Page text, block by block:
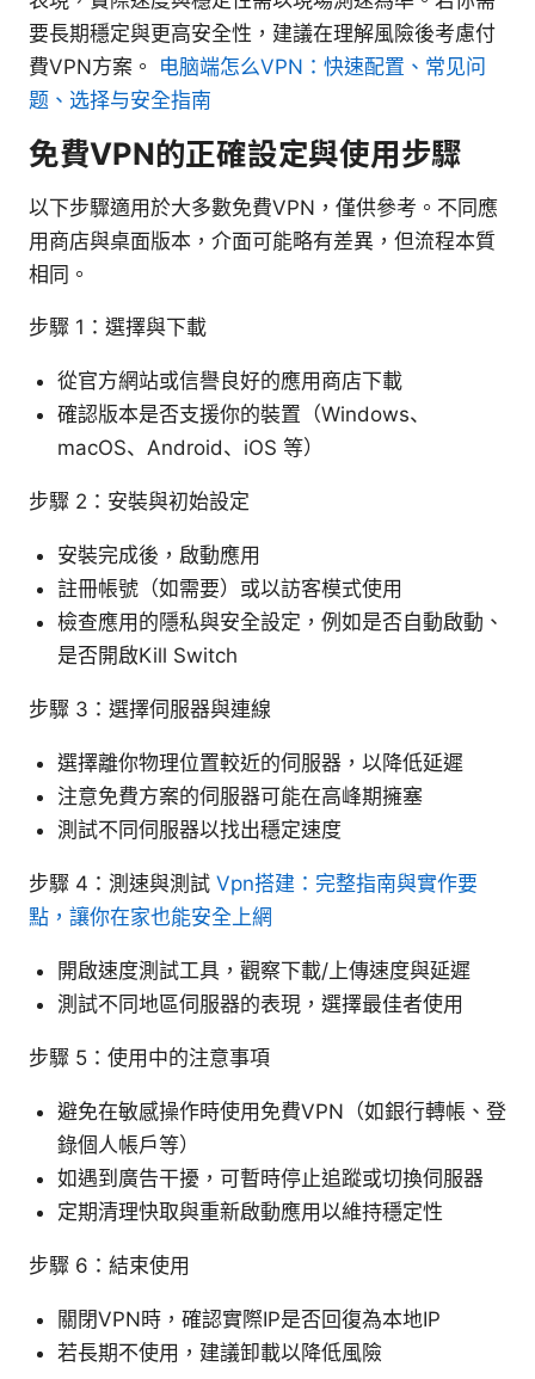
要長期穩定與更高安全性，建議在理解風險後考慮付
費VPN方案。 电脑端怎么VPN：快速配置、常见问
题、选择与安全指南
免費VPN的正確設定與使用步驟
以下步驟適用於大多數免費VPN，僅供參考。不同應
用商店與桌面版本，介面可能略有差異，但流程本質
相同。
步驟 1：選擇與下載
從官方網站或信譽良好的應用商店下載
確認版本是否支援你的裝置（Windows、
macOS、Android、iOS 等）
步驟 2：安裝與初始設定
安裝完成後，啟動應用
註冊帳號（如需要）或以訪客模式使用
檢查應用的隱私與安全設定，例如是否自動啟動、
是否開啟Kill Switch
步驟 3：選擇伺服器與連線
選擇離你物理位置較近的伺服器，以降低延遲
注意免費方案的伺服器可能在高峰期擁塞
測試不同伺服器以找出穩定速度
步驟 4：測速與測試 Vpn搭建：完整指南與實作要
點，讓你在家也能安全上網
開啟速度測試工具，觀察下載/上傳速度與延遲
測試不同地區伺服器的表現，選擇最佳者使用
步驟 5：使用中的注意事項
避免在敏感操作時使用免費VPN（如銀行轉帳、登
錄個人帳戶等）
如遇到廣告干擾，可暫時停止追蹤或切換伺服器
定期清理快取與重新啟動應用以維持穩定性
步驟 6：結束使用
關閉VPN時，確認實際IP是否回復為本地IP
若長期不使用，建議卸載以降低風險